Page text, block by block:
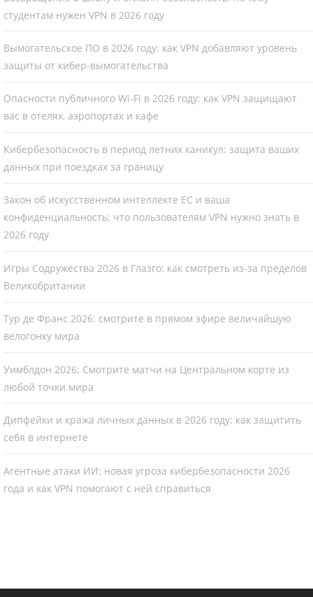
студентам нужен VPN в 2026 году
Вымогательское ПО в 2026 году: как VPN добавляют уровень
защиты от кибер-вымогательства
Опасности публичного Wi-Fi в 2026 году: как VPN защищают
вас в отелях, аэропортах и кафе
Кибербезопасность в период летних каникул: защита ваших
данных при поездках за границу
Закон об искусственном интеллекте ЕС и ваша
конфиденциальность: что пользователям VPN нужно знать в
2026 году
Игры Содружества 2026 в Глазго: как смотреть из-за пределов
Великобритании
Тур де Франс 2026: смотрите в прямом эфире величайшую
велогонку мира
Уимблдон 2026: Смотрите матчи на Центральном корте из
любой точки мира
Дипфейки и кража личных данных в 2026 году: как защитить
себя в интернете
Агентные атаки ИИ: новая угроза кибербезопасности 2026
года и как VPN помогают с ней справиться